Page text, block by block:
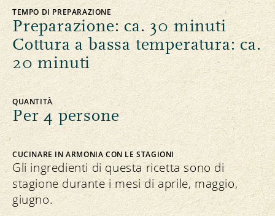
TEMPO DI PREPARAZIONE
Preparazione: ca. 30 minuti
Cottura a bassa temperatura: ca.
20 minuti
QUANTITÀ
Per 4 persone
CUCINARE IN ARMONIA CON LE STAGIONI
Gli ingredienti di questa ricetta sono di
stagione durante i mesi di aprile, maggio,
giugno.